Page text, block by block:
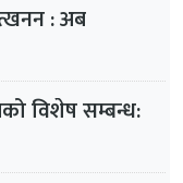
: अब
विशेष सम्बन्ध: